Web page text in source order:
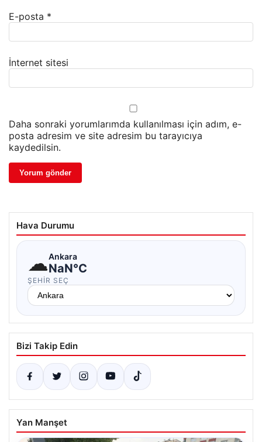
E-posta *
İnternet sitesi
Daha sonraki yorumlarımda kullanılması için adım, e-
posta adresim ve site adresim bu tarayıcıya
kaydedilsin.
Hava Durumu
☁Ankara
NaN°C
ŞEHIR SEÇ
Bizi Takip Edin
Yan Manşet